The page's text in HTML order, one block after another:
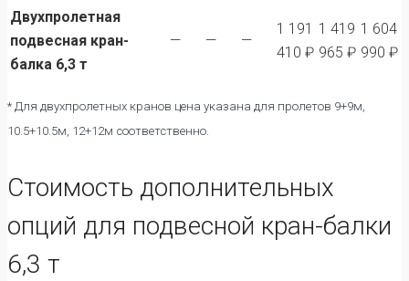
Двухпролетная
подвесная кран-
балка 6,3 т
— — —
1 191
410 ₽
1 419
965 ₽
1 604
990 ₽
* Для двухпролетных кранов цена указана для пролетов 9+9м,
10.5+10.5м, 12+12м соответственно.
Стоимость дополнительных
опций для подвесной кран-балки
6,3 т